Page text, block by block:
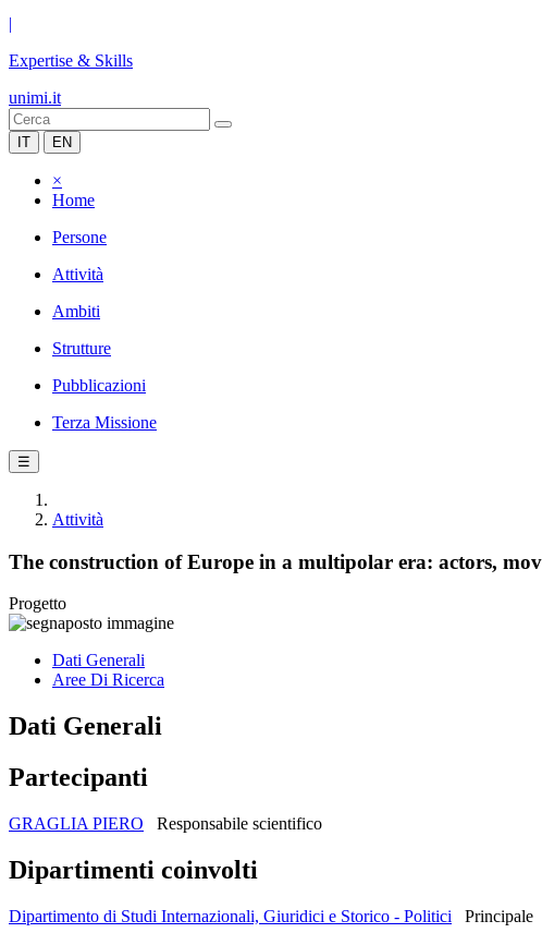
|
Expertise & Skills
unimi.it
IT EN
×
Home
Persone
Attività
Ambiti
Strutture
Pubblicazioni
Terza Missione
☰
Attività
The construction of Europe in a multipolar era: actors,
Progetto
Dati Generali
Aree Di Ricerca
Dati Generali
Partecipanti
GRAGLIA PIERO Responsabile scientifico
Dipartimenti coinvolti
Dipartimento di Studi Internazionali, Giuridici e Storico - Politici Principale